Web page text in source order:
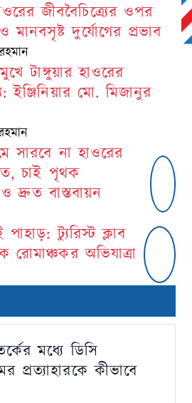
জীববৈচিত্র্যের ওপর
মানবসৃষ্ট দুর্যোগের প্রভাব
টাঙ্গুয়ার হাওরের
ইঞ্জিনিয়ার মো. মিজানুর
সারবে না হাওরের
চাই পৃথক
ও দ্রুত বাস্তবায়ন
ট্যুরিস্ট ক্লাব
রোমাঞ্চকর অভিযাত্রা
মধ্যে ডিসি
প্রত্যাহারকে কীভাবে